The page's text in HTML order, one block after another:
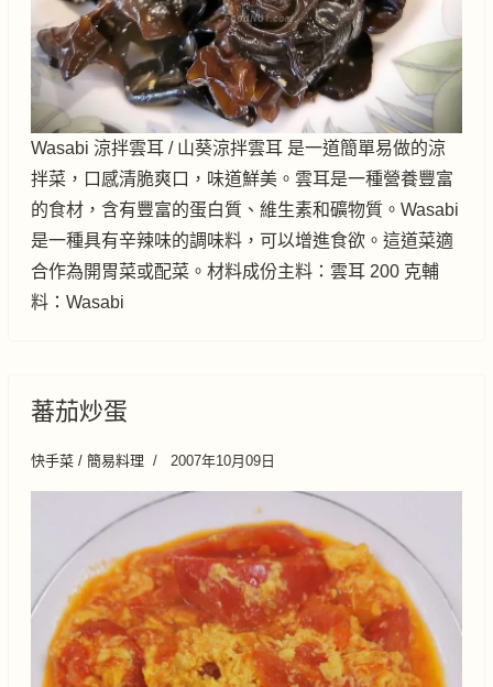
Wasabi 涼拌雲耳 / 山葵涼拌雲耳 是一道簡單易做的涼
拌菜，口感清脆爽口，味道鮮美。雲耳是一種營養豐富
的食材，含有豐富的蛋白質、維生素和礦物質。Wasabi
是一種具有辛辣味的調味料，可以增進食欲。這道菜適
合作為開胃菜或配菜。材料成份主料：雲耳 200 克輔
料：Wasabi
蕃茄炒蛋
快手菜 / 簡易料理 2007年10月09日